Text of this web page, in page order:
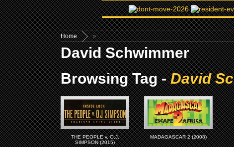
Home »
David Schwimmer
Browsing Tag -David
THE PEOPLE v. O.J.
SIMPSON (2015)
MADAGASCAR 2 (2008)